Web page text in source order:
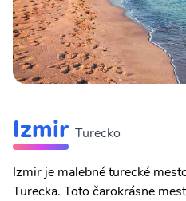
Izmir Turecko
Izmir je malebné turecké
Turecka. Toto čarokrásne